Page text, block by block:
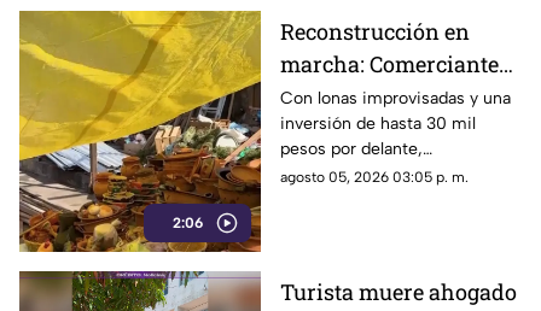
2:06
Reconstrucción en
marcha: Comerciantes
del Mercado Central de
Acapulco se levantan
tras la explosión
Con lonas improvisadas y una
inversión de hasta 30 mil
pesos por delante,
comerciantes del Mercado
agosto 05, 2026 03:05 p. m.
Turista muere ahogado